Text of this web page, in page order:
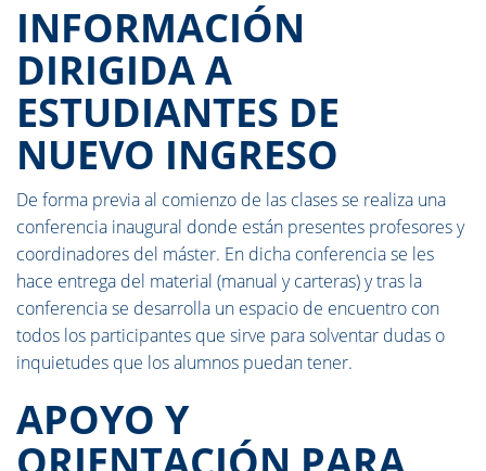
INFORMACIÓN
DIRIGIDA A
ESTUDIANTES DE
NUEVO INGRESO
De forma previa al comienzo de las clases se realiza una
conferencia inaugural donde están presentes profesores y
coordinadores del máster. En dicha conferencia se les
hace entrega del material (manual y carteras) y tras la
conferencia se desarrolla un espacio de encuentro con
todos los participantes que sirve para solventar dudas o
inquietudes que los alumnos puedan tener.
APOYO Y